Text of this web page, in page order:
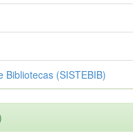
Bibliotecas (SISTEBIB)